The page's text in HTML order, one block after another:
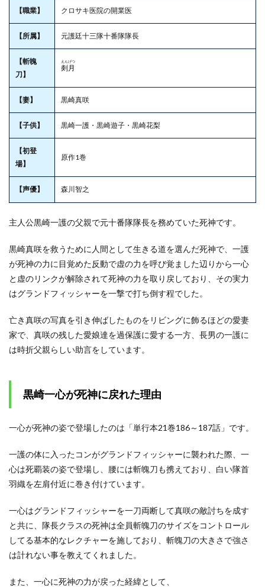
【職業】 クロサキ医院の開業医
【所属】 元護廷十三隊十番隊隊長
【斬魄
刀】
剡月
えんげつ
【妻】 黒崎真咲
【子供】 黒崎一護・黒崎遊子・黒崎花梨
【初登
場】
原作1巻
【声優】 森川智之
主人公黒崎一護の父親で元十番隊隊長を務めていた死神です。
黒崎真咲を救うために人間として生きる道を選んだ死神で、一護
が死神の力に目覚めた反動で虚の力を呼び覚ました辺りから一心
と虚のリンクが解除されて死神の力を取り戻しており、その実力
はグランドフィッシャーを一撃で打ち倒す程でした。
亡き真咲の写真を引き伸ばしたものをリビングに飾るほどの愛妻
家で、真咲の残した愛娘達を過保護に愛する一方、長男の一護に
は時折父親らしい助言をしています。
黒崎一心が死神に戻れた理由
一心が死神の姿で登場したのは「単行本21巻186～187話」です。
一護の体に入ったコンがグランドフィッシャーに襲われた際、一
心は死覇装の姿で登場し、腰には斬魄刀も携えており、白い隊首
羽織を左肩付近に巻き付けています。
一心はグランドフィッシャーを一刀両断して真咲の敵討ちを成す
と共に、隊長クラスの死神は全員斬魄刀のサイズをコントロール
してる基本的なレクチャーを施しており、斬魄刀の大きさで強さ
は計れない事を教えてくれました。
また、一心に死神の力が戻った経緯として、